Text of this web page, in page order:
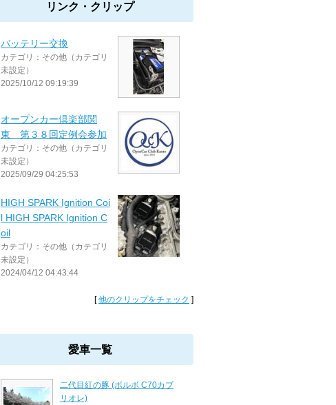
リンク・クリップ
バッテリー交換
カテゴリ：その他（カテゴリ
未設定）
2025/10/12 09:19:39
オープンカー倶楽部関
東 第３８回定例会参加
カテゴリ：その他（カテゴリ
未設定）
2025/09/29 04:25:53
HIGH SPARK Ignition Coi
l HIGH SPARK Ignition C
oil
カテゴリ：その他（カテゴリ
未設定）
2024/04/12 04:43:44
[他のクリップをチェック ]
愛車一覧
二代目紅の豚 (ボルボ C70カブ
リオレ)